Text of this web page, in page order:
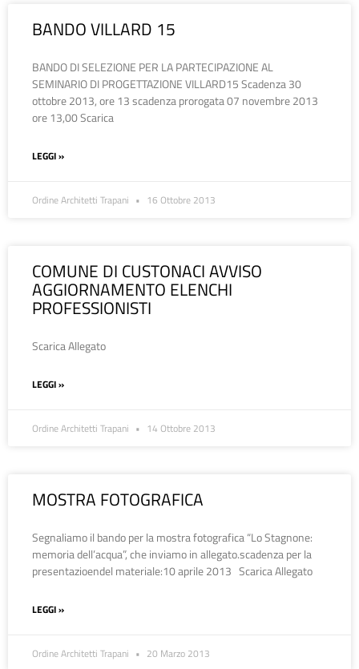
BANDO VILLARD 15
BANDO DI SELEZIONE PER LA PARTECIPAZIONE AL
SEMINARIO DI PROGETTAZIONE VILLARD15 Scadenza 30
ottobre 2013, ore 13 scadenza prorogata 07 novembre 2013
ore 13,00 Scarica
LEGGI »
Ordine Architetti Trapani 16 Ottobre 2013
COMUNE DI CUSTONACI AVVISO
AGGIORNAMENTO ELENCHI
PROFESSIONISTI
Scarica Allegato
LEGGI »
Ordine Architetti Trapani 14 Ottobre 2013
MOSTRA FOTOGRAFICA
Segnaliamo il bando per la mostra fotografica “Lo Stagnone:
memoria dell’acqua”, che inviamo in allegato.scadenza per la
presentazioendel materiale:10 aprile 2013 Scarica Allegato
LEGGI »
Ordine Architetti Trapani 20 Marzo 2013